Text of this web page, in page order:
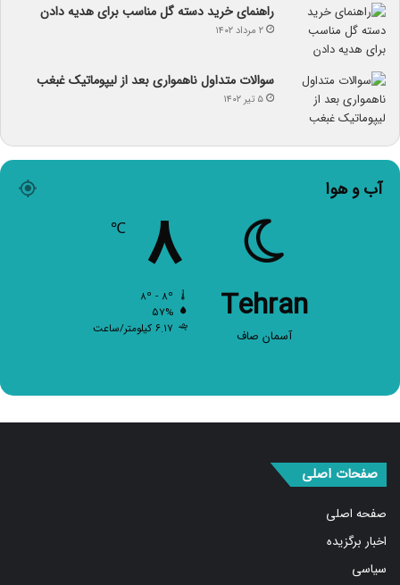
راهنمای خرید دسته گل مناسب برای هدیه دادن
۲ مرداد ۱۴۰۲
سوالات متداول ناهمواری بعد از لیپوماتیک غبغب
۵ تیر ۱۴۰۲
آب و هوا
Tehran
آسمان صاف
۸ ℃
۵۷%
۶.۱۷ کیلومتر/ساعت
صفحات اصلی
صفحه اصلی
اخبار برگزیده
سیاسی